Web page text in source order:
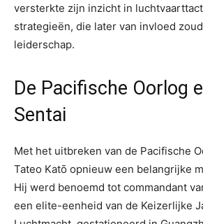
versterkte zijn inzicht in
strategieën, die later van invloed
leiderschap.
De Pacifische Oorlog
Sentai
Met het uitbreken van de Pacifische
Tateo Katō opnieuw een belangrijke
Hij werd benoemd tot commandant
een elite-eenheid van de Keizerlijke